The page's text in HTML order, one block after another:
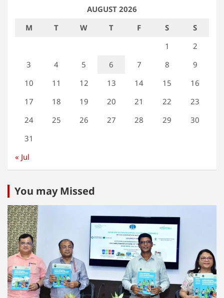
AUGUST 2026
M
T W T F S
S
1
2
3
4 5 6 7 8
9
10
11 12 13 14 15
16
17
18 19 20 21 22
23
24
25 26 27 28 29
30
31
« Jul
You may Missed